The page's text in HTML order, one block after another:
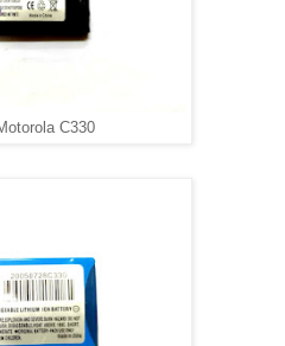
C330